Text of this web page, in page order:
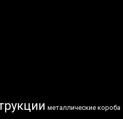
металлические короба